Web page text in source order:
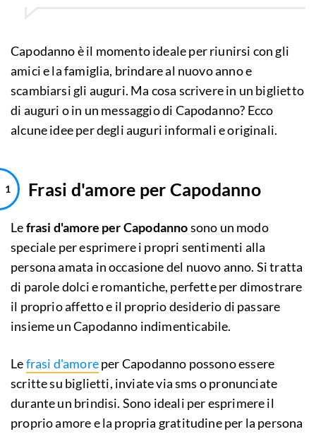
Capodanno è il momento ideale per riunirsi con gli
amici e la famiglia, brindare al nuovo anno e
scambiarsi gli auguri. Ma cosa scrivere in un biglietto
di auguri o in un messaggio di Capodanno? Ecco
alcune idee per degli auguri informali e originali.
Frasi d'amore per Capodanno
Lefrasi d'amore per Capodannosono un modo
speciale per esprimere i propri sentimenti alla
persona amata in occasione del nuovo anno. Si tratta
di parole dolci e romantiche, perfette per dimostrare
il proprio affetto e il proprio desiderio di passare
insieme un Capodanno indimenticabile.
Lefrasi d'amoreper Capodanno possono essere
scritte su biglietti, inviate via sms o pronunciate
durante un brindisi. Sono ideali per esprimere il
proprio amore e la propria gratitudine per la persona